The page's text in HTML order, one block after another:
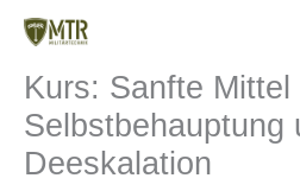
Inhalt
Kurs: Sanfte Mittel
Selbstbehauptung
Deeskalation